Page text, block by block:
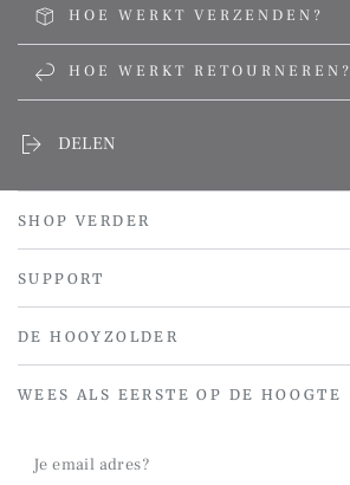
HOE WERKT VERZENDEN?
HOE WERKT RETOURNEREN?
DELEN
SHOP VERDER
SUPPORT
DE HOOYZOLDER
WEES ALS EERSTE OP DE HOOGTE